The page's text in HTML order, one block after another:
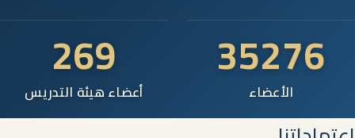
35276
الأعضاء
269
أعضاء هيئة التدريس